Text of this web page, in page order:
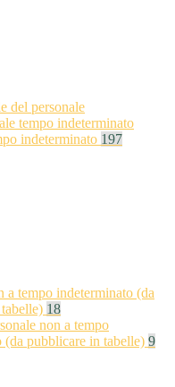
del personale
tempo indeterminato
indeterminato 197
a tempo indeterminato (da
18
non a tempo
(da pubblicare in tabelle) 9